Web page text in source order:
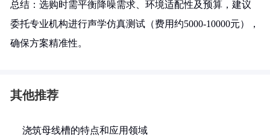
总结：选购时需平衡降噪需求、环境适配性及预算，建议
委托专业机构进行声学仿真测试（费用约5000-10000元），
确保方案精准性。
其他推荐
浇筑母线槽的特点和应用领域